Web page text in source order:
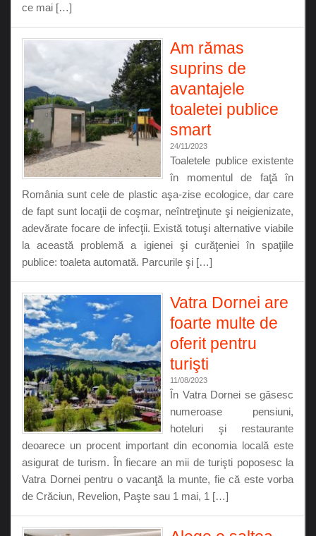
ce mai […]
Am rămas
suprins de
avantajele
toaletei publice
smart
24/11/2023
Toaletele publice existente
în momentul de faţă în
România sunt cele de plastic aşa-zise ecologice, dar care
de fapt sunt locaţii de coşmar, neîntreţinute şi neigienizate,
adevărate focare de infecţii. Există totuşi alternative viabile
la această problemă a igienei şi curăţeniei în spaţiile
publice: toaleta automată. Parcurile şi […]
Vatra Dornei are
foarte multe de
oferit pentru
turişti
11/08/2023
În Vatra Dornei se găsesc
numeroase pensiuni,
hoteluri şi restaurante
deoarece un procent important din economia locală este
asigurat de turism. În fiecare an mii de turişti poposesc la
Vatra Dornei pentru o vacanţă la munte, fie că este vorba
de Crăciun, Revelion, Paşte sau 1 mai, 1 […]